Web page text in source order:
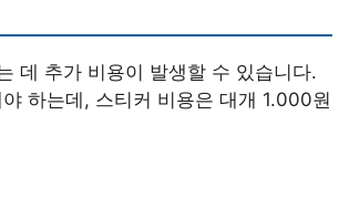
데 추가 비용이 발생할 수 있습니다.
하는데, 스티커 비용은 대개 1.000원